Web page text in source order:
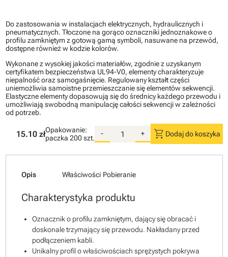
Do zastosowania w instalacjach elektrycznych, hydraulicznych i
pneumatycznych. Tłoczone na gorąco oznaczniki jednoznakowe o
profilu zamkniętym z gotową gamą symboli, nasuwane na przewód,
dostępne również w kodzie kolorów.
Wykonane z wysokiej jakości materiałów, zgodnie z uzyskanym
certyfikatem bezpieczeństwa UL94-V0, elementy charakteryzuje
niepalność oraz samogaśnięcie. Regulowany kształt części
uniemożliwia samoistne przemieszczanie się elementów sekwencji.
Elastyczne elementy dopasowują się do średnicy każdego przewodu i
umożliwiają swobodną manipulację całości sekwencji w zależności
od potrzeb.
15.10 złOpakowanie:
paczka 200 szt.
- + shopping_cart Dodaj do koszyka
Opis Właściwości Pobieranie
Charakterystyka produktu
Oznacznik o profilu zamkniętym, dający się obracać i
doskonale trzymający się przewodu. Nakładany przed
podłączeniem kabli.
Unikalny profil o właściwościach sprężystych pokrywa